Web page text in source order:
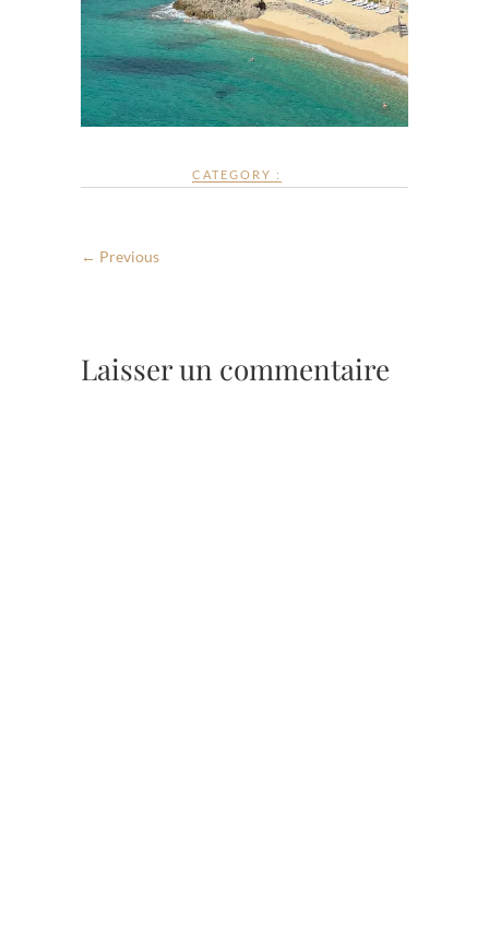
CATEGORY :
← Previous
Laisser un commentaire